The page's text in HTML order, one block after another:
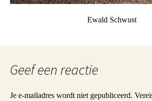
Ewald Schwust
Geef een reactie
Je e-mailadres wordt niet gepubliceerd.